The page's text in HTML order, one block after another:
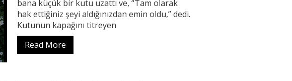
bana küçük bir kutu uzattı ve, “Tam olarak
hak ettiğiniz şeyi aldığınızdan emin oldu,” dedi.
Kutunun kapağını titreyen
Read More